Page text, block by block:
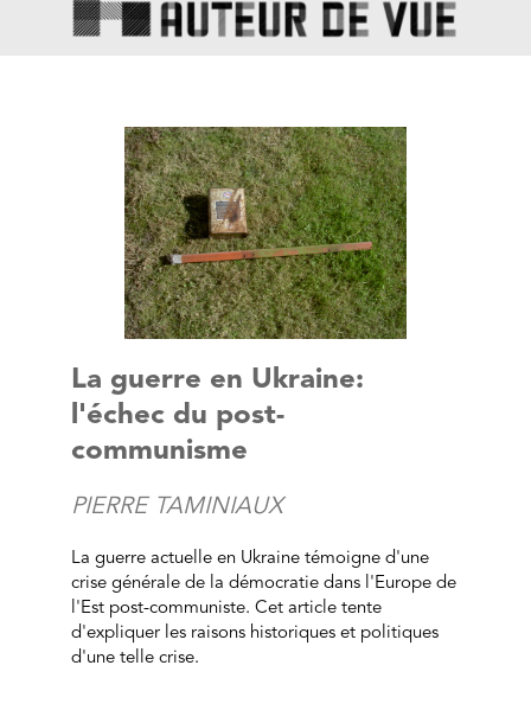
La guerre en Ukraine:
l'échec du post-
communisme
PIERRE TAMINIAUX
La guerre actuelle en Ukraine témoigne d'une
crise générale de la démocratie dans l'Europe de
l'Est post-communiste. Cet article tente
d'expliquer les raisons historiques et politiques
d'une telle crise.